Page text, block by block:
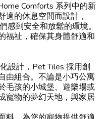
Comforts 系列中的新
適的休息空間而設計，
感到安全和放鬆的環境。
福祉，確保其身體舒適和
設計，Pet Tiles 採用創
由組合。不論是小巧公寓
毛孩的小城堡、遊樂場或
寵物的夢幻天地，與家居